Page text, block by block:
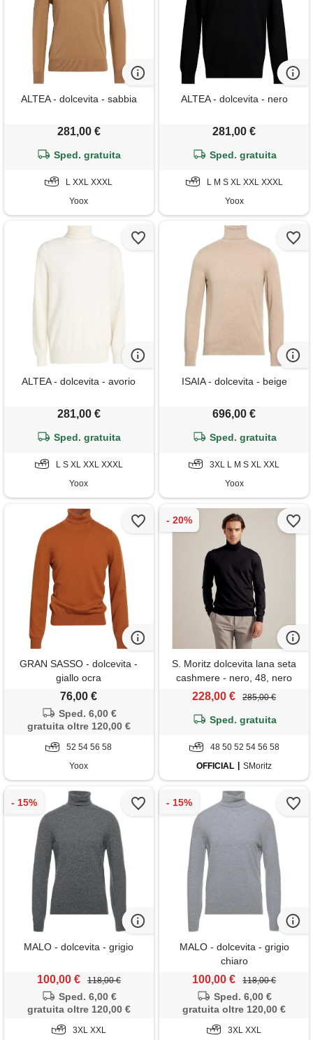
ALTEA - dolcevita - sabbia
281,00 €
Sped. gratuita
L XXL XXXL
Yoox
ALTEA - dolcevita - nero
281,00 €
Sped. gratuita
L M S XL XXL XXXL
Yoox
ALTEA - dolcevita - avorio
281,00 €
Sped. gratuita
L S XL XXL XXXL
Yoox
ISAIA - dolcevita - beige
696,00 €
Sped. gratuita
3XL L M S XL XXL
Yoox
GRAN SASSO - dolcevita -
giallo ocra
76,00 €
Sped. 6,00 €
gratuita oltre 120,00 €
52 54 56 58
Yoox
S. Moritz dolcevita lana seta
cashmere - nero, 48, nero
228,00 € 285,00 €
Sped. gratuita
48 50 52 54 56 58
OFFICIAL
SMoritz
MALO - dolcevita - grigio
100,00 € 118,00 €
Sped. 6,00 €
gratuita oltre 120,00 €
3XL XXL
MALO - dolcevita - grigio
chiaro
100,00 € 118,00 €
Sped. 6,00 €
gratuita oltre 120,00 €
3XL XXL